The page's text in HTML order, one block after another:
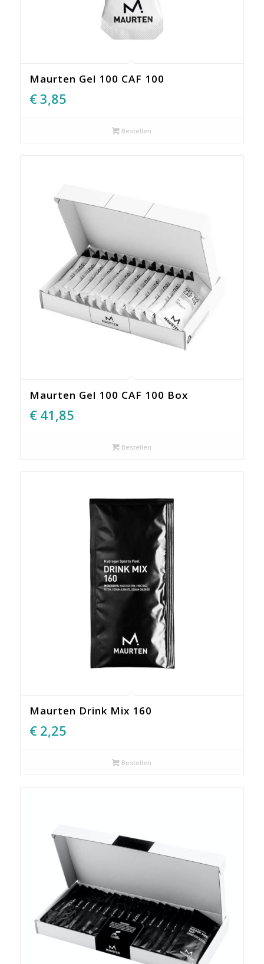
Maurten Gel 100 CAF 100
€3,85
Bestellen
Maurten Gel 100 CAF 100 Box
€ 41,85
Bestellen
Maurten Drink Mix 160
€ 2,25
Bestellen